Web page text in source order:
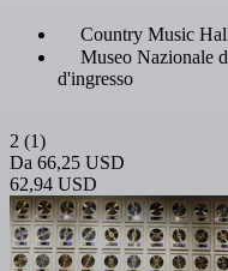
Country Music
Museo Nazionale
d'ingresso
2 (1)
Da 66,25 USD
62,94 USD